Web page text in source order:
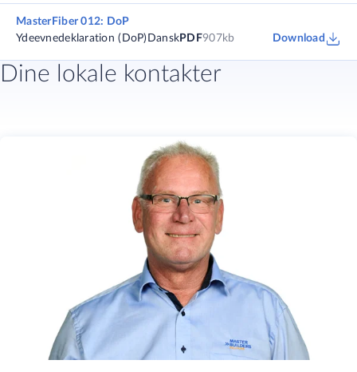
MasterFiber 012: DoP
Ydeevnedeklaration (DoP) Dansk PDF907kb Download
Dine lokale kontakter